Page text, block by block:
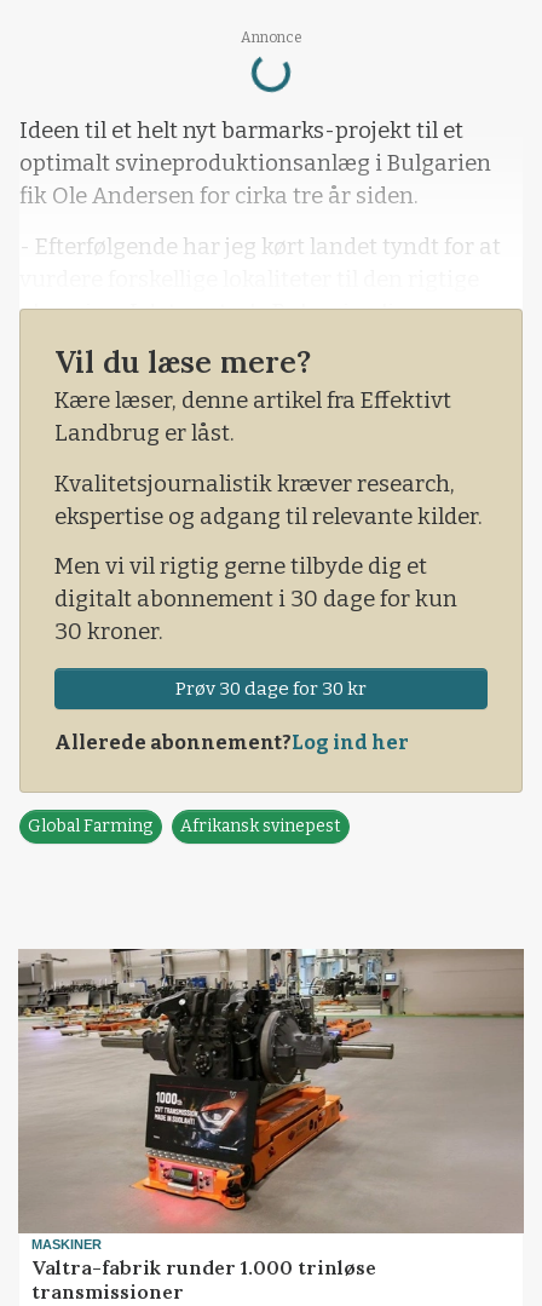
Annonce
Loading...
Ideen til et helt nyt barmarks-projekt til et
optimalt svineproduktionsanlæg i Bulgarien
fik Ole Andersen for cirka tre år siden.
- Efterfølgende har jeg kørt landet tyndt for at
placering. I det centrale Bulgarien ligger
allerede en del svineproduktion – men for tæt
efter min mening.
Vil du læse mere?
Kære læser, denne artikel fra Effektivt
Landbrug er låst.
Kvalitetsjournalistik kræver research,
ekspertise og adgang til relevante kilder.
Men vi vil rigtig gerne tilbyde dig et
digitalt abonnement i 30 dage for kun
30 kroner.
Prøv 30 dage for 30 kr
Allerede abonnement?Log ind her
Global Farming Afrikansk svinepest
MASKINER
Valtra-fabrik runder 1.000 trinløse
transmissioner